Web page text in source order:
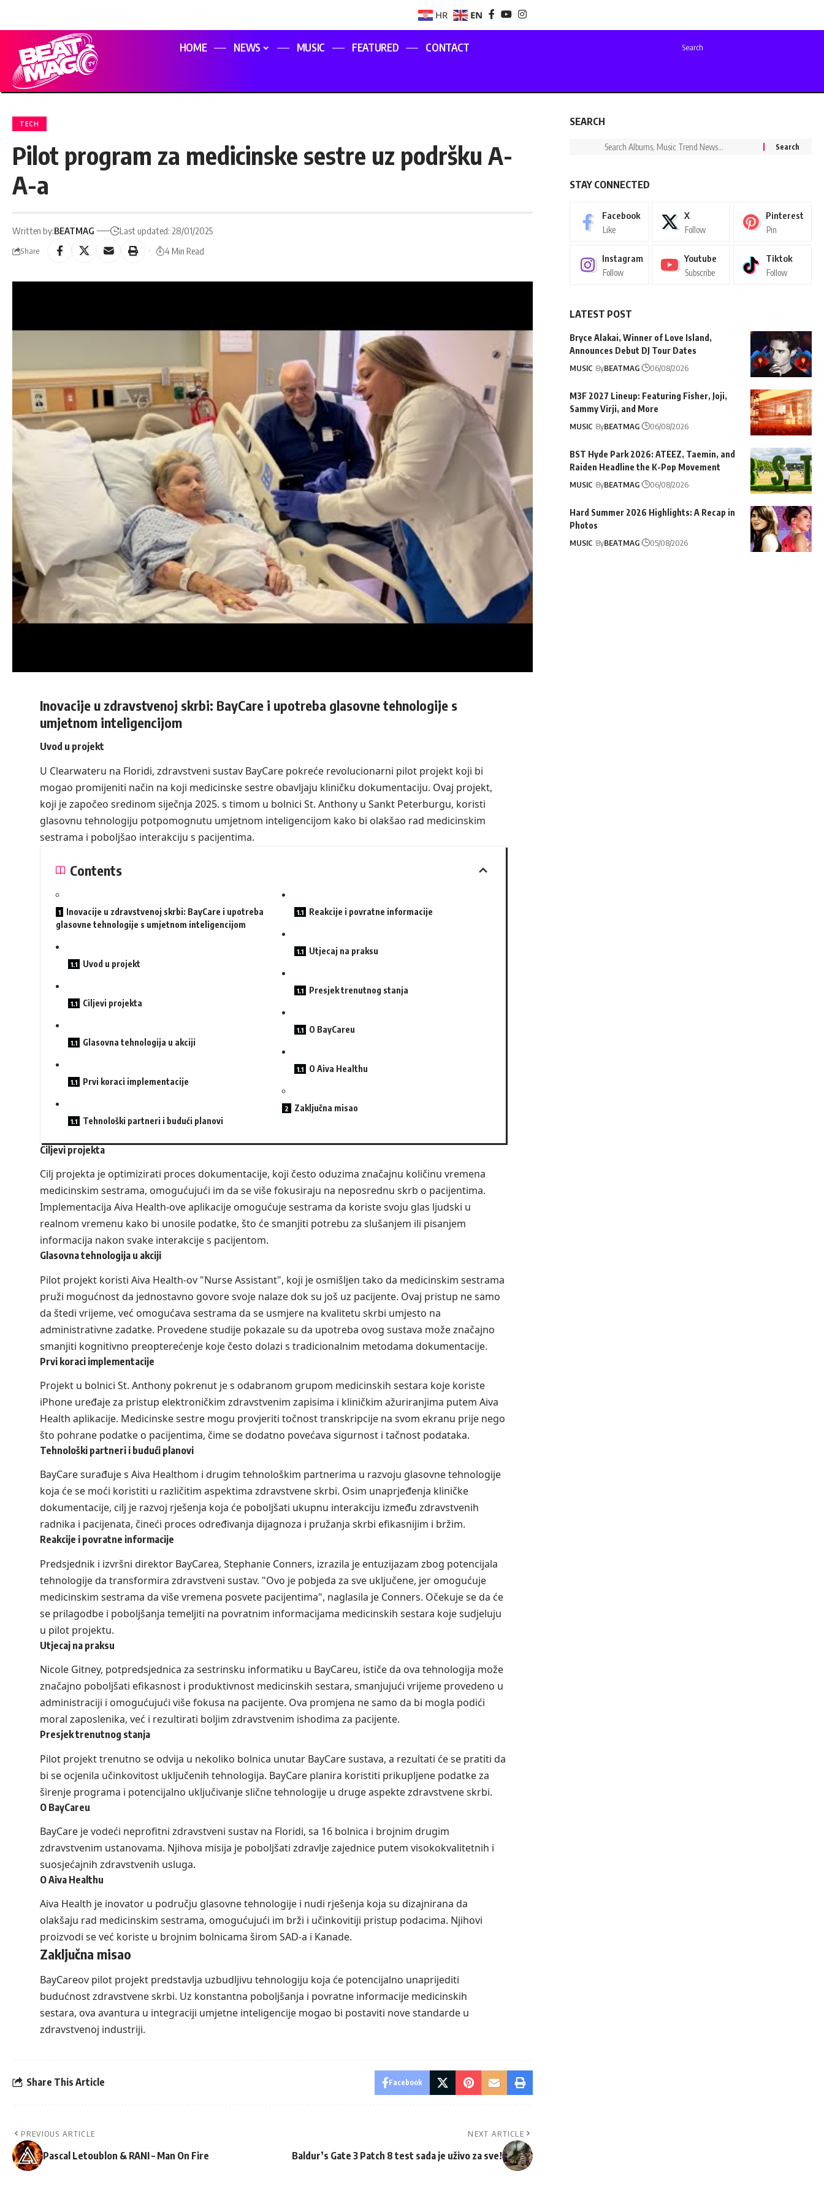
HR EN
HOME NEWS MUSIC FEATURED CONTACT Search
TECH
Pilot program za medicinske sestre uz podršku A-
A-a
Written by:BEATMAG Last updated: 28/01/2025
Share 4 Min Read
Inovacije u zdravstvenoj skrbi: BayCare i upotreba glasovne tehnologije s
umjetnom inteligencijom
Uvod u projekt
U Clearwateru na Floridi, zdravstveni sustav BayCare pokreće revolucionarni pilot projekt koji bi
mogao promijeniti način na koji medicinske sestre obavljaju kliničku dokumentaciju. Ovaj projekt,
koji je započeo sredinom siječnja 2025. s timom u bolnici St. Anthony u Sankt Peterburgu, koristi
glasovnu tehnologiju potpomognutu umjetnom inteligencijom kako bi olakšao rad medicinskim
sestrama i poboljšao interakciju s pacijentima.
Contents
Inovacije u zdravstvenoj skrbi: BayCare i upotreba
glasovne tehnologije s umjetnom inteligencijom
Uvod u projekt
Ciljevi projekta
Glasovna tehnologija u akciji
Prvi koraci implementacije
Tehnološki partneri i budući planovi
Reakcije i povratne informacije
Utjecaj na praksu
Presjek trenutnog stanja
O BayCareu
O Aiva Healthu
Zaključna misao
Ciljevi projekta
Cilj projekta je optimizirati proces dokumentacije, koji često oduzima značajnu količinu vremena
medicinskim sestrama, omogućujući im da se više fokusiraju na neposrednu skrb o pacijentima.
Implementacija Aiva Health-ove aplikacije omogućuje sestrama da koriste svoju glas ljudski u
realnom vremenu kako bi unosile podatke, što će smanjiti potrebu za slušanjem ili pisanjem
informacija nakon svake interakcije s pacijentom.
Glasovna tehnologija u akciji
Pilot projekt koristi Aiva Health-ov "Nurse Assistant", koji je osmišljen tako da medicinskim sestrama
pruži mogućnost da jednostavno govore svoje nalaze dok su još uz pacijente. Ovaj pristup ne samo
da štedi vrijeme, već omogućava sestrama da se usmjere na kvalitetu skrbi umjesto na
administrativne zadatke. Provedene studije pokazale su da upotreba ovog sustava može značajno
smanjiti kognitivno preopterećenje koje često dolazi s tradicionalnim metodama dokumentacije.
Prvi koraci implementacije
Projekt u bolnici St. Anthony pokrenut je s odabranom grupom medicinskih sestara koje koriste
iPhone uređaje za pristup elektroničkim zdravstvenim zapisima i kliničkim ažuriranjima putem Aiva
Health aplikacije. Medicinske sestre mogu provjeriti točnost transkripcije na svom ekranu prije nego
što pohrane podatke o pacijentima, čime se dodatno povećava sigurnost i tačnost podataka.
Tehnološki partneri i budući planovi
BayCare surađuje s Aiva Healthom i drugim tehnološkim partnerima u razvoju glasovne tehnologije
koja će se moći koristiti u različitim aspektima zdravstvene skrbi. Osim unaprjeđenja kliničke
dokumentacije, cilj je razvoj rješenja koja će poboljšati ukupnu interakciju između zdravstvenih
radnika i pacijenata, čineći proces određivanja dijagnoza i pružanja skrbi efikasnijim i bržim.
Reakcije i povratne informacije
Predsjednik i izvršni direktor BayCarea, Stephanie Conners, izrazila je entuzijazam zbog potencijala
tehnologije da transformira zdravstveni sustav. "Ovo je pobjeda za sve uključene, jer omogućuje
medicinskim sestrama da više vremena posvete pacijentima", naglasila je Conners. Očekuje se da će
se prilagodbe i poboljšanja temeljiti na povratnim informacijama medicinskih sestara koje sudjeluju
u pilot projektu.
Utjecaj na praksu
Nicole Gitney, potpredsjednica za sestrinsku informatiku u BayCareu, ističe da ova tehnologija može
značajno poboljšati efikasnost i produktivnost medicinskih sestara, smanjujući vrijeme provedeno u
administraciji i omogućujući više fokusa na pacijente. Ova promjena ne samo da bi mogla podići
moral zaposlenika, već i rezultirati boljim zdravstvenim ishodima za pacijente.
Presjek trenutnog stanja
Pilot projekt trenutno se odvija u nekoliko bolnica unutar BayCare sustava, a rezultati će se pratiti da
bi se ocjenila učinkovitost uključenih tehnologija. BayCare planira koristiti prikupljene podatke za
širenje programa i potencijalno uključivanje slične tehnologije u druge aspekte zdravstvene skrbi.
O BayCareu
BayCare je vodeći neprofitni zdravstveni sustav na Floridi, sa 16 bolnica i brojnim drugim
zdravstvenim ustanovama. Njihova misija je poboljšati zdravlje zajednice putem visokokvalitetnih i
suosjećajnih zdravstvenih usluga.
O Aiva Healthu
Aiva Health je inovator u području glasovne tehnologije i nudi rješenja koja su dizajnirana da
olakšaju rad medicinskim sestrama, omogućujući im brži i učinkovitiji pristup podacima. Njihovi
proizvodi se već koriste u brojnim bolnicama širom SAD-a i Kanade.
Zaključna misao
BayCareov pilot projekt predstavlja uzbudljivu tehnologiju koja će potencijalno unaprijediti
budućnost zdravstvene skrbi. Uz konstantna poboljšanja i povratne informacije medicinskih
sestara, ova avantura u integraciji umjetne inteligencije mogao bi postaviti nove standarde u
zdravstvenoj industriji.
Share This Article Facebook
PREVIOUS ARTICLE
Pascal Letoublon & RANI – Man On Fire
NEXT ARTICLE
Baldur’s Gate 3 Patch 8 test sada je uživo za sve!
SEARCH
STAY CONNECTED
Facebook
Like
X
Follow
Pinterest
Pin
Instagram
Follow
Youtube
Subscribe
Tiktok
Follow
LATEST POST
Bryce Alakai, Winner of Love Island,
Announces Debut DJ Tour Dates
MUSIC ByBEATMAG 06/08/2026
M3F 2027 Lineup: Featuring Fisher, Joji,
Sammy Virji, and More
MUSIC ByBEATMAG 06/08/2026
BST Hyde Park 2026: ATEEZ, Taemin, and
Raiden Headline the K-Pop Movement
MUSIC ByBEATMAG 06/08/2026
Hard Summer 2026 Highlights: A Recap in
Photos
MUSIC ByBEATMAG 05/08/2026